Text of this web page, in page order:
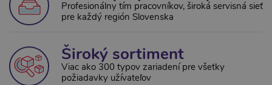
Profesionálny tím pracovníkov, široká servisná sieť
pre každý región Slovenska
Široký sortiment
Viac ako 300 typov zariadení pre všetky
požiadavky užívateľov